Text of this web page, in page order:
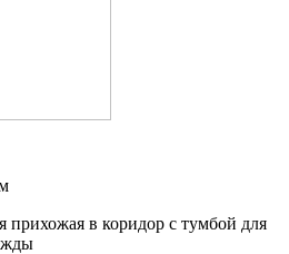
прихожая в коридор с тумбой для